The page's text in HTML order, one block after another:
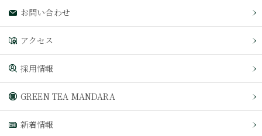
お問い合わせ
アクセス
採用情報
GREEN TEA MANDARA
新着情報